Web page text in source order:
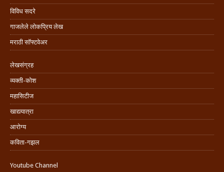
विविध सदरे
गाजलेले लोकप्रिय लेख
मराठी सॉफ्टवेअर
लेखसंग्रह
व्यक्ती-कोश
महासिटीज
खाद्ययात्रा
आरोग्य
कविता-गझल
Youtube Channel